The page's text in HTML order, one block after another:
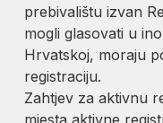
prebivalištu izvan
mogli glasovati u
Hrvatskoj, moraju
registraciju.
Zahtjev za aktivnu
mjesta aktivne